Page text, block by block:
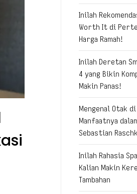
Inilah
Worth It di
Harga Ramah!
Inilah Deretan
4 yang Bikin
Makin Panas!
Mengenal Otak
Manfaatnya
Sebastian
Inilah Rahasia
Kalian Makin
Tambahan